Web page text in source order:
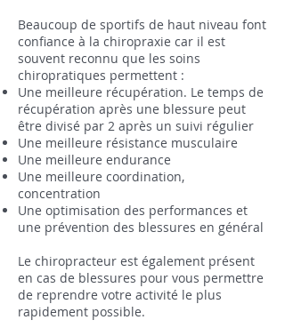
Beaucoup de sportifs de haut niveau font
confiance à la chiropraxie car il est
souvent reconnu que les soins
chiropratiques permettent :
Une meilleure récupération. Le temps de
récupération après une blessure peut
être divisé par 2 après un suivi régulier
Une meilleure résistance musculaire
Une meilleure endurance
Une meilleure coordination,
concentration
Une optimisation des performances et
une prévention des blessures en général
Le chiropracteur est également présent
en cas de blessures pour vous permettre
de reprendre votre activité le plus
rapidement possible.